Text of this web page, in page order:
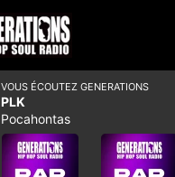
VOUS ÉCOUTEZ GENERATIONS
PLK
Pocahontas